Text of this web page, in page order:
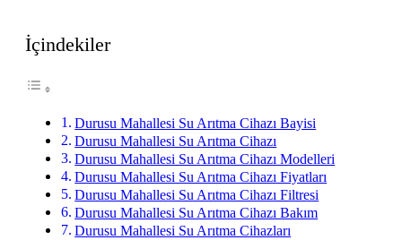
İçindekiler
Durusu Mahallesi Su Arıtma Cihazı Bayisi
Durusu Mahallesi Su Arıtma Cihazı
Durusu Mahallesi Su Arıtma Cihazı Modelleri
Durusu Mahallesi Su Arıtma Cihazı Fiyatları
Durusu Mahallesi Su Arıtma Cihazı Filtresi
Durusu Mahallesi Su Arıtma Cihazı Bakım
Durusu Mahallesi Su Arıtma Cihazları